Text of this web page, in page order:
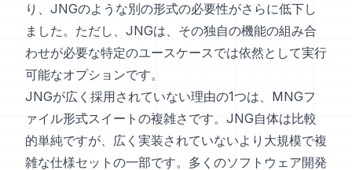
り、JNGのような別の形式の必要性がさらに低下し
ました。ただし、JNGは、その独自の機能の組み合
わせが必要な特定のユースケースでは依然として実行
可能なオプションです。
JNGが広く採用されていない理由の1つは、MNGフ
ァイル形式スイートの複雑さです。JNG自体は比較
的単純ですが、広く実装されていないより大規模で複
雑な仕様セットの一部です。多くのソフトウェア開発